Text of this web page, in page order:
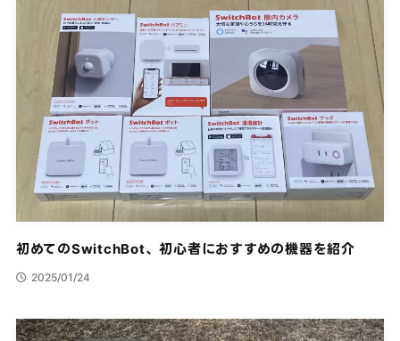
初めてのSwitchBot、初心者におすすめの機器を紹介
2025/01/24